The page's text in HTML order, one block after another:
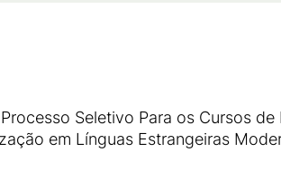
Seletivo Para os Cursos de
em Línguas Estrangeiras